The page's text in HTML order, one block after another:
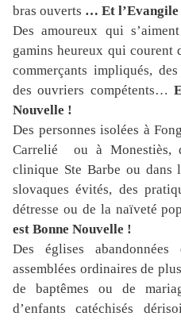
bras ouverts … Et l’Evangile
Des amoureux qui
gamins heureux qui courent
commerçants impliqués,
des ouvriers compétents…
Nouvelle !
Des personnes isolées à
Carrelié ou à Monestiès,
clinique Ste Barbe ou dans
slovaques évités, des
détresse ou de la naïveté
est Bonne Nouvelle !
Des églises
assemblées ordinaires de
de baptêmes ou de
d’enfants catéchisés